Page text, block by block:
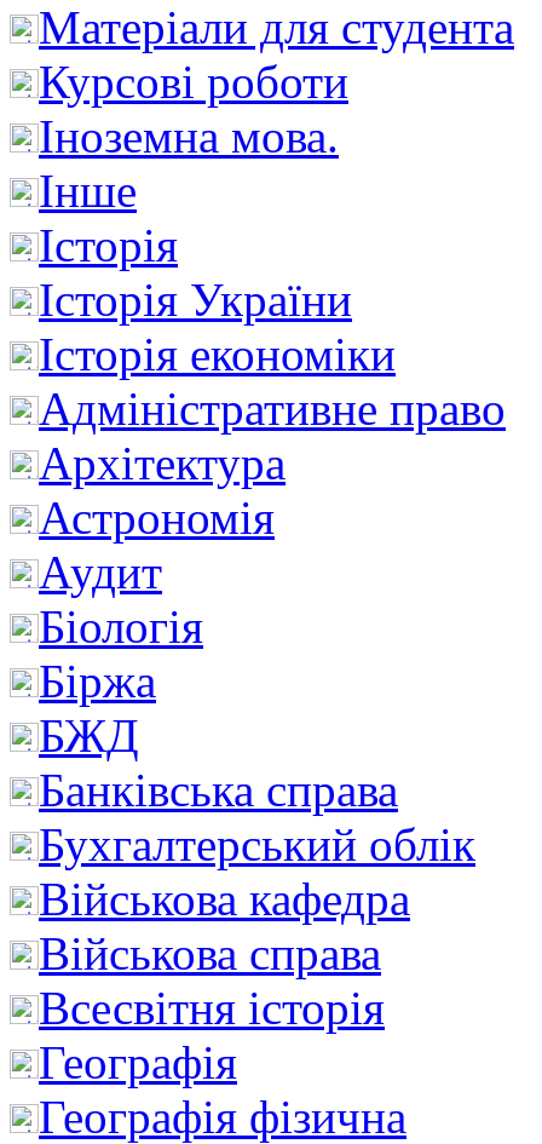
Матеріали для студента
Курсові роботи
Іноземна мова.
Інше
Історія
Історія України
Історія економіки
Адміністративне право
Архітектура
Астрономія
Аудит
Біологія
Біржа
БЖД
Банківська справа
Бухгалтерський облік
Військова кафедра
Військова справа
Всесвітня історія
Географія
Географія фізична